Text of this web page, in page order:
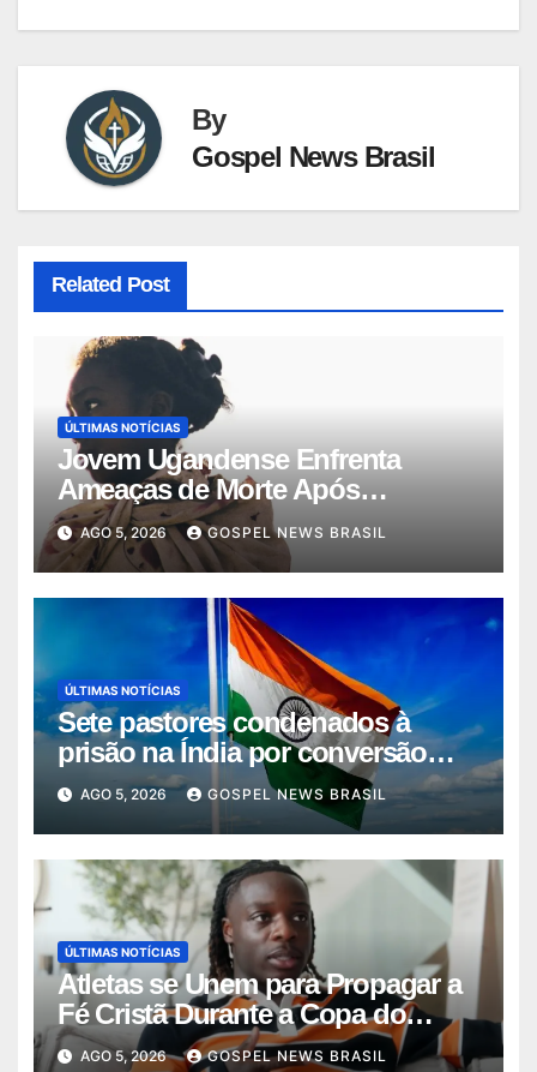
By
Gospel News Brasil
Related Post
ÚLTIMAS NOTÍCIAS
Jovem Ugandense Enfrenta
Ameaças de Morte Após
Converter-se ao Cr…
AGO 5, 2026 GOSPEL NEWS BRASIL
ÚLTIMAS NOTÍCIAS
Sete pastores condenados à
prisão na Índia por conversão
força…
AGO 5, 2026 GOSPEL NEWS BRASIL
ÚLTIMAS NOTÍCIAS
Atletas se Unem para Propagar a
Fé Cristã Durante a Copa do
Mundo
AGO 5, 2026 GOSPEL NEWS BRASIL